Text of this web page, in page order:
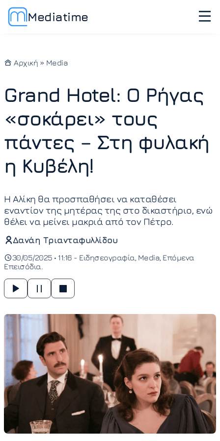
Mediatime
Αρχική » Media
Grand Hotel: Ο Ρήγας
«σοκάρει» τους
πάντες – Στη φυλακή
η Κυβέλη!
Η Αλίκη θα προσπαθήσει να καταθέσει
εναντίον της μητέρας της στο δικαστήριο, ενώ
θέλει να μείνει μακριά από τον Πέτρο.
Δανάη Τριανταφυλλίδου
30/05/2025 • 11:16 - Ειδησεογραφία Media Επόμενα
Επεισόδια